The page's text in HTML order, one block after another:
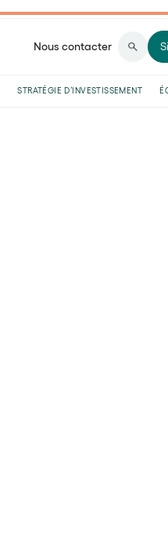
Nous contacter
STRATÉGIE D’INVESTISSEMENT